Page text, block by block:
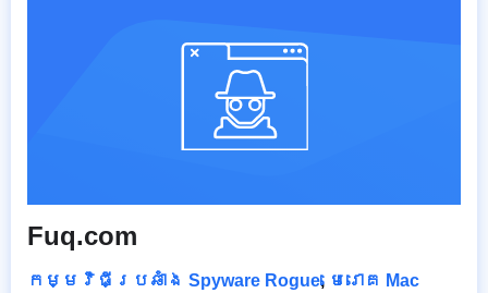
Fuq.com
កម្មវិធីប្រឆាំង Spyware Rogue, មេរោគ Mac